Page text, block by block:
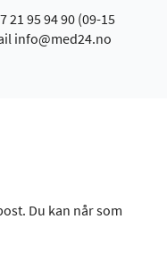
21 95 94 90 (09-15
info@med24.no
Du kan når som